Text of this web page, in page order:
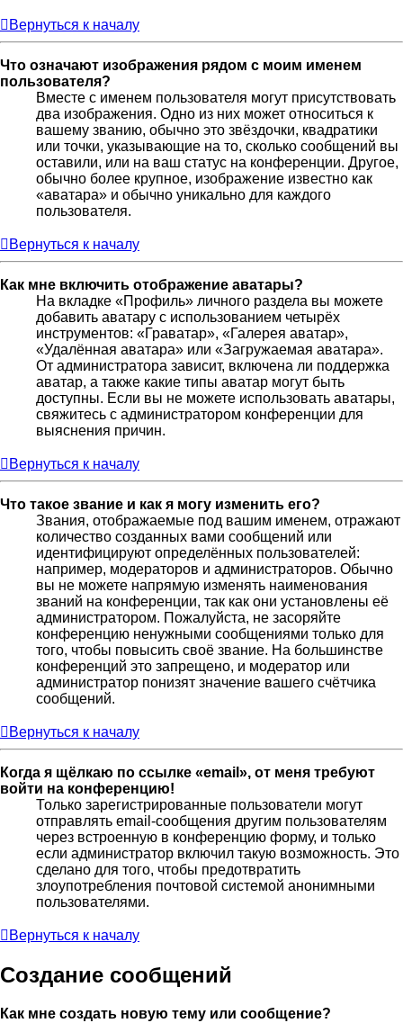
Вернуться к началу
Что означают изображения рядом с моим именем
пользователя?
Вместе с именем пользователя могут присутствовать
два изображения. Одно из них может относиться к
вашему званию, обычно это звёздочки, квадратики
или точки, указывающие на то, сколько сообщений вы
оставили, или на ваш статус на конференции. Другое,
обычно более крупное, изображение известно как
«аватара» и обычно уникально для каждого
пользователя.
Вернуться к началу
Как мне включить отображение аватары?
На вкладке «Профиль» личного раздела вы можете
добавить аватару с использованием четырёх
инструментов: «Граватар», «Галерея аватар»,
«Удалённая аватара» или «Загружаемая аватара».
От администратора зависит, включена ли поддержка
аватар, а также какие типы аватар могут быть
доступны. Если вы не можете использовать аватары,
свяжитесь с администратором конференции для
выяснения причин.
Вернуться к началу
Что такое звание и как я могу изменить его?
Звания, отображаемые под вашим именем, отражают
количество созданных вами сообщений или
идентифицируют определённых пользователей:
например, модераторов и администраторов. Обычно
вы не можете напрямую изменять наименования
званий на конференции, так как они установлены её
администратором. Пожалуйста, не засоряйте
конференцию ненужными сообщениями только для
того, чтобы повысить своё звание. На большинстве
конференций это запрещено, и модератор или
администратор понизят значение вашего счётчика
сообщений.
Вернуться к началу
Когда я щёлкаю по ссылке «email», от меня требуют
войти на конференцию!
Только зарегистрированные пользователи могут
отправлять email-сообщения другим пользователям
через встроенную в конференцию форму, и только
если администратор включил такую возможность. Это
сделано для того, чтобы предотвратить
злоупотребления почтовой системой анонимными
пользователями.
Вернуться к началу
Создание сообщений
Как мне создать новую тему или сообщение?